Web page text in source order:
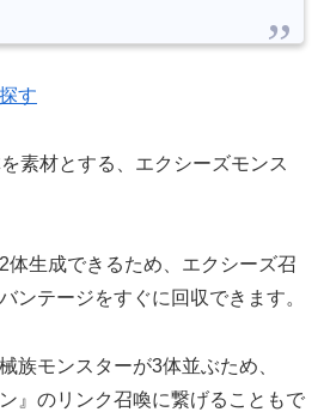
す
素材とする、エクシーズモンス
生成できるため、エクシーズ召
ンテージをすぐに回収できます。
族モンスターが3体並ぶため、
』のリンク召喚に繋げることもで